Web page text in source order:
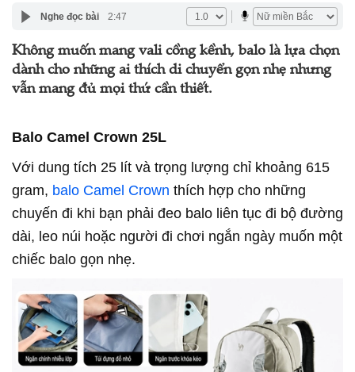
Nghe đọc bài 2:47
Không muốn mang vali cồng kềnh, balo là lựa chọn
dành cho những ai thích di chuyển gọn nhẹ nhưng
vẫn mang đủ mọi thứ cần thiết.
Balo Camel Crown 25L
Với dung tích 25 lít và trọng lượng chỉ khoảng 615
gram, balo Camel Crown thích hợp cho những
chuyến đi khi bạn phải đeo balo liên tục đi bộ đường
dài, leo núi hoặc người đi chơi ngắn ngày muốn một
chiếc balo gọn nhẹ.